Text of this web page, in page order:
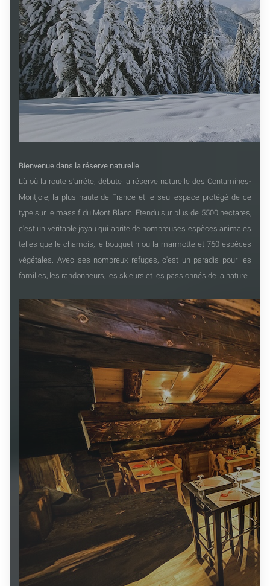
Bienvenue dans la réserve naturelle
Là où la route s'arrête, débute la réserve naturelle des Contamines-
Montjoie, la plus haute de France et le seul espace protégé de ce
type sur le massif du Mont Blanc. Etendu sur plus de 5500 hectares,
c'est un véritable joyau qui abrite de nombreuses espèces animales
telles que le chamois, le bouquetin ou la marmotte et 760 espèces
végétales. Avec ses nombreux refuges, c'est un paradis pour les
familles, les randonneurs, les skieurs et les passionnés de la nature.